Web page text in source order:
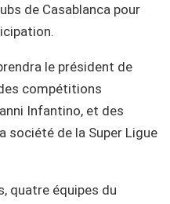
de Casablanca pour
le président de
compétitions
Infantino, et des
société de la Super Ligue
quatre équipes du